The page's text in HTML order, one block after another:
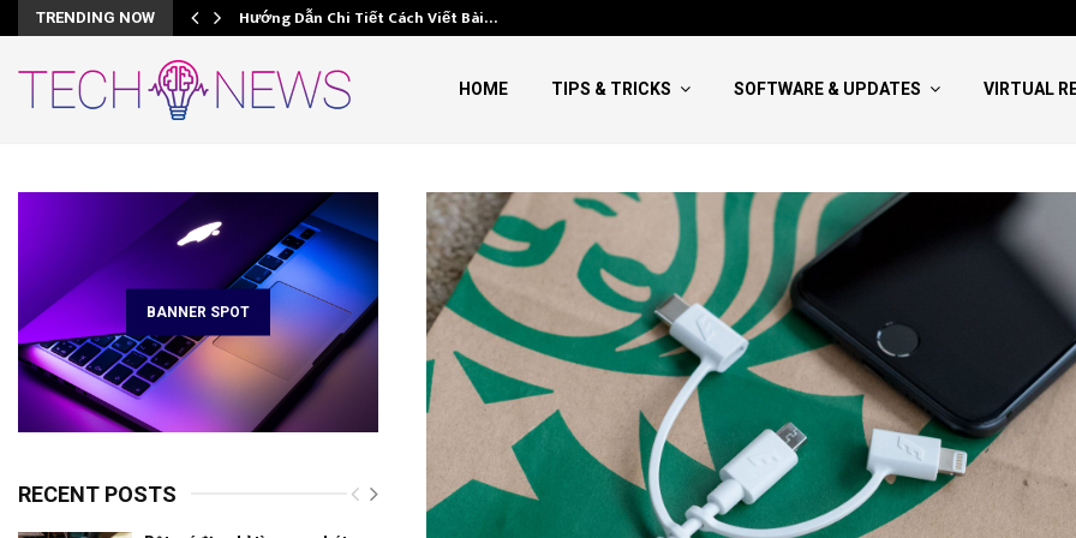
TRENDING NOW Hướng Dẫn Chi Tiết Cách Viết Bài…
HOME TIPS & TRICKS SOFTWARE & UPDATES VIRTUAL
BANNER SPOT
RECENT POSTS